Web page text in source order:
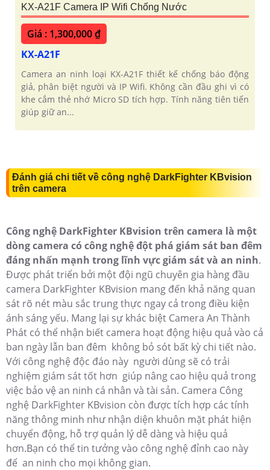
KX-A21F Camera IP Wifi Chống Nước
Giá : 1,300,000 ₫
KX-A21F
Camera an ninh loại KX-A21F thiết kế chống báo động
giả, phân biệt người và IP Wifi. Không cần đầu ghi vì có
khe cắm thẻ nhớ Micro SD tích hợp. Tính năng tiên tiến
giúp giữ an...
Đánh giá chi tiết về công nghệ DarkFighter KBvision
trên camera
Công nghệ DarkFighter KBvision trên camera là một
dòng camera có công nghệ đột phá giám sát ban đêm
đáng nhấn mạnh trong lĩnh vực giám sát và an ninh.
Được phát triển bởi một đội ngũ chuyên gia hàng đầu
camera DarkFighter KBvision mang đến khả năng quan
sát rõ nét màu sắc trung thực ngay cả trong điều kiện
ánh sáng yếu. Mang lại sự khác biệt Camera An Thành
Phát có thể nhận biết camera hoạt động hiệu quả vào cả
ban ngày lẫn ban đêm không bỏ sót bất kỳ chi tiết nào.
Với công nghệ độc đáo này người dùng sẽ có trải
nghiệm giám sát tốt hơn giúp nâng cao hiệu quả trong
việc bảo vệ an ninh cá nhân và tài sản. Camera Công
nghệ DarkFighter KBvision còn được tích hợp các tính
năng thông minh như nhận diện khuôn mặt phát hiện
chuyển động, hỗ trợ quản lý dễ dàng và hiệu quả
hơn.Bạn có thể tin tưởng vào công nghệ đỉnh cao này
để an ninh cho mọi không gian.